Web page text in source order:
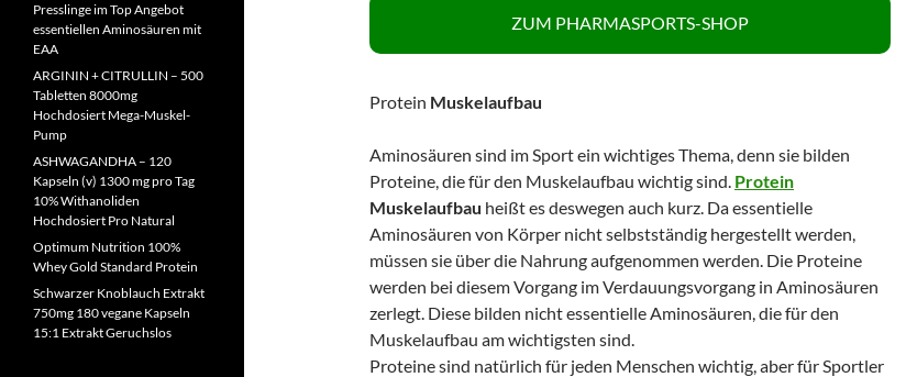
ZUM PHARMASPORTS-SHOP
Protein Muskelaufbau
Aminosäuren sind im Sport ein wichtiges Thema, denn sie bilden
Proteine, die für den Muskelaufbau wichtig sind. Protein
Muskelaufbau heißt es deswegen auch kurz. Da essentielle
Aminosäuren von Körper nicht selbstständig hergestellt werden,
müssen sie über die Nahrung aufgenommen werden. Die Proteine
werden bei diesem Vorgang im Verdauungsvorgang in Aminosäuren
zerlegt. Diese bilden nicht essentielle Aminosäuren, die für den
Muskelaufbau am wichtigsten sind.
Proteine sind natürlich für jeden Menschen wichtig, aber für Sportler
Presslinge im Top Angebot
essentiellen Aminosäuren mit
EAA
ARGININ + CITRULLIN – 500
Tabletten 8000mg
Hochdosiert Mega-Muskel-
Pump
ASHWAGANDHA – 120
Kapseln (v) 1300 mg pro Tag
10% Withanoliden
Hochdosiert Pro Natural
Optimum Nutrition 100%
Whey Gold Standard Protein
Schwarzer Knoblauch Extrakt
750mg 180 vegane Kapseln
15:1 Extrakt Geruchslos